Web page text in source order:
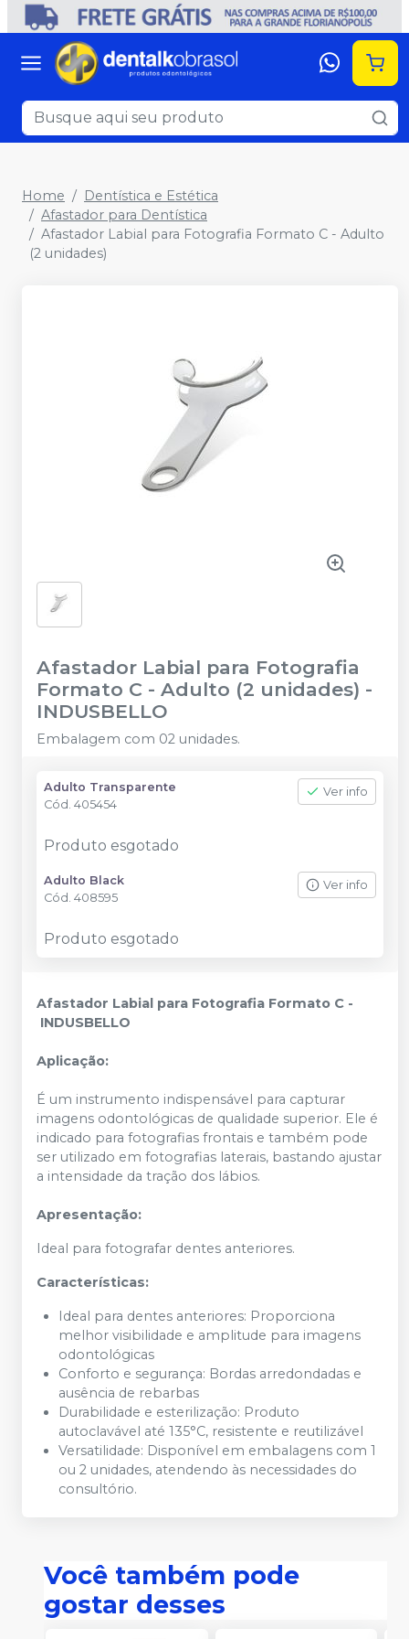
Home
Dentística e Estética
Afastador para Dentística
Afastador Labial para Fotografia Formato C - Adulto
(2 unidades)
Afastador Labial para Fotografia
Formato C - Adulto (2 unidades) -
INDUSBELLO
Embalagem com 02 unidades.
Adulto Transparente
Cód. 405454
Ver info
Produto esgotado
Adulto Black
Cód. 408595
Ver info
Produto esgotado
Afastador Labial para Fotografia Formato C -
INDUSBELLO
Aplicação:
É um instrumento indispensável para capturar
imagens odontológicas de qualidade superior. Ele é
indicado para fotografias frontais e também pode
ser utilizado em fotografias laterais, bastando ajustar
a intensidade da tração dos lábios.
Apresentação:
Ideal para fotografar dentes anteriores.
Características:
Ideal para dentes anteriores: Proporciona
melhor visibilidade e amplitude para imagens
odontológicas
Conforto e segurança: Bordas arredondadas e
ausência de rebarbas
Durabilidade e esterilização: Produto
autoclavável até 135°C, resistente e reutilizável
Versatilidade: Disponível em embalagens com 1
ou 2 unidades, atendendo às necessidades do
consultório.
Você também pode
gostar desses